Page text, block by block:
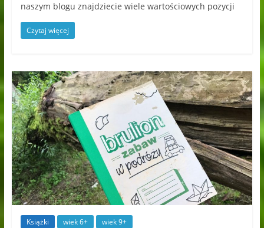
naszym blogu znajdziecie wiele wartościowych pozycji
Czytaj więcej
Książki wiek 6+ wiek 9+